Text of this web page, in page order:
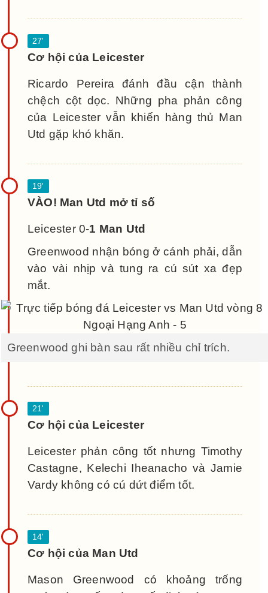
Cơ hội của Leicester
Ricardo Pereira đánh đầu cận thành
chệch cột dọc. Những pha phản công
của Leicester vẫn khiến hàng thủ Man
Utd gặp khó khăn.
VÀO! Man Utd mở tỉ số
Leicester 0-1 Man Utd
Greenwood nhận bóng ở cánh phải, dẫn
vào vài nhịp và tung ra cú sút xa đẹp
mắt.
Greenwood ghi bàn sau rất nhiều chỉ trích.
Cơ hội của Leicester
Leicester phản công tốt nhưng Timothy
Castagne, Kelechi Iheanacho và Jamie
Vardy không có cú dứt điểm tốt.
Cơ hội của Man Utd
Mason Greenwood có khoảng trống